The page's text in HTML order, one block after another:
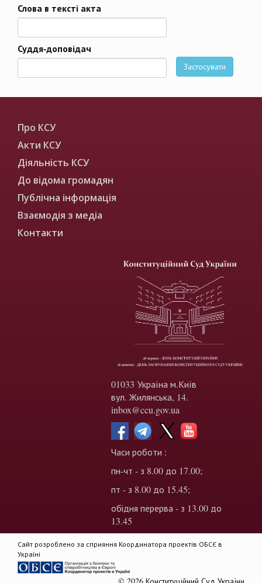
Слова в тексті акта
Суддя-доповідач
Застосувати
Про КСУ
Акти КСУ
Діяльність КСУ
До відома громадян
Публічна інформація
Взаємодія з медіа
Контакти
01033 Україна м.Київ
вул. Жилянська, 14.
inbox@ccu.gov.ua
Часи роботи :
пн-чт - з 8.00 до 17.00;
пт - з 8.00 до 15.45;
обідня перерва - з 13.00 до
13.45
Сайт розроблено за сприяння Координатора проектів ОБСЄ в
Україні
© 2026 Конституційний Суд України